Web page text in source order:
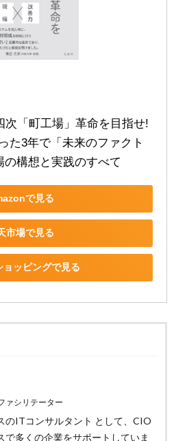
次「町工場」革命を目指せ!
た3年で「未来のファクト
の構想と実践のすべて
で見る
市場で見る
ッピングで見る
ァシリテーター
のITコンサルタント として、CIO
で多くの企業をサポートしていま